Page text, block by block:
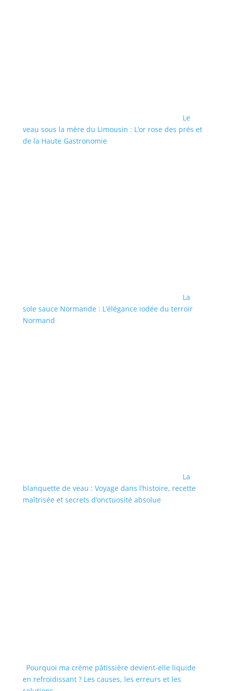
Le
veau sous la mère du Limousin : L’or rose des prés et
de la Haute Gastronomie
La
sole sauce Normande : L’élégance iodée du terroir
Normand
La
blanquette de veau : Voyage dans l’histoire, recette
maîtrisée et secrets d’onctuosité absolue
Pourquoi ma crème pâtissière devient-elle liquide
en refroidissant ? Les causes, les erreurs et les